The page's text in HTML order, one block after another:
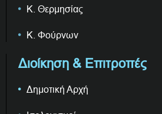
Κ. Θερμησίας
Κ. Φούρνων
Διοίκηση & Επιτροπές
Δημοτική Αρχή